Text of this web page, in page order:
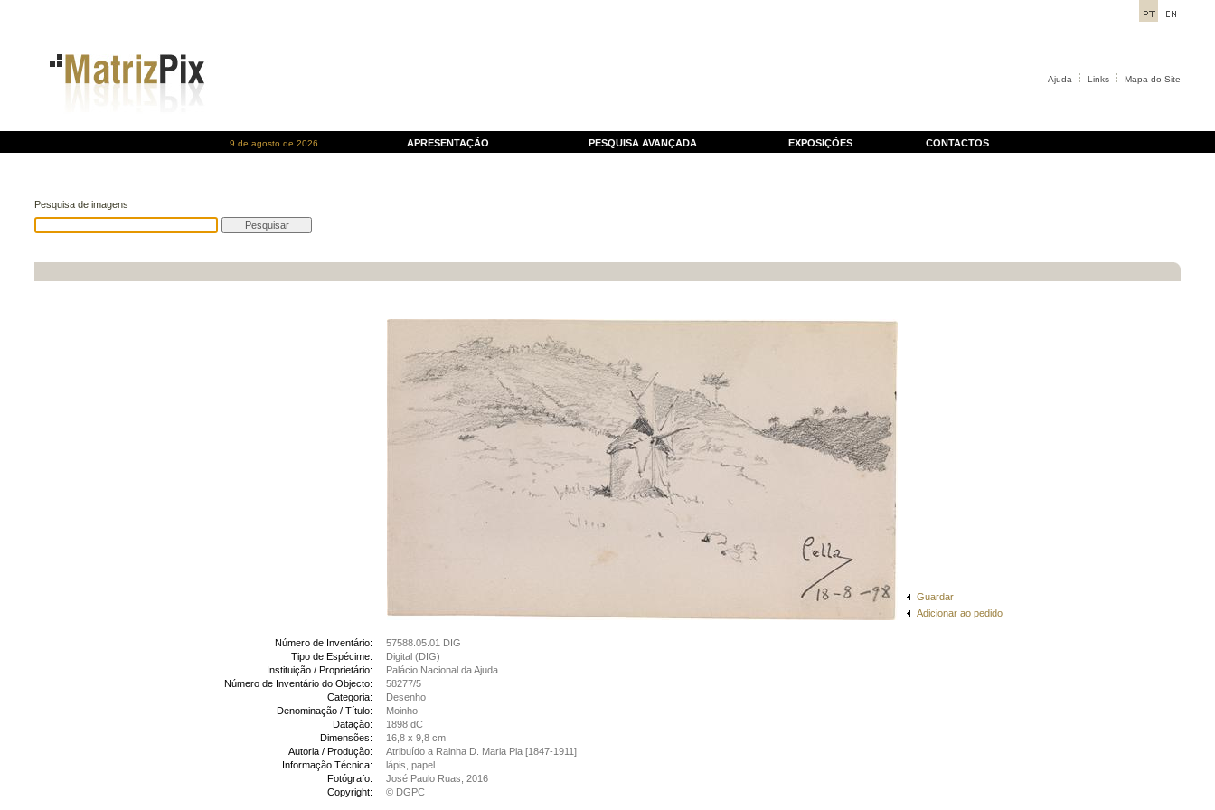
Ajuda Links Mapa do Site
9 de agosto de 2026 APRESENTAÇÃO PESQUISA AVANÇADA EXPOSIÇÕES CONTACTOS
Pesquisa de imagens
Guardar
Adicionar ao pedido
Número de Inventário:
57588.05.01 DIG
Tipo de Espécime:
Digital (DIG)
Instituição / Proprietário:
Palácio Nacional da Ajuda
Número de Inventário do Objecto:
58277/5
Categoria:
Desenho
Denominação / Título:
Moinho
Datação:
1898 dC
Dimensões:
16,8 x 9,8 cm
Autoria / Produção:
Atribuído a Rainha D. Maria Pia [1847-1911]
Informação Técnica:
lápis, papel
Fotógrafo:
José Paulo Ruas, 2016
Copyright:
© DGPC